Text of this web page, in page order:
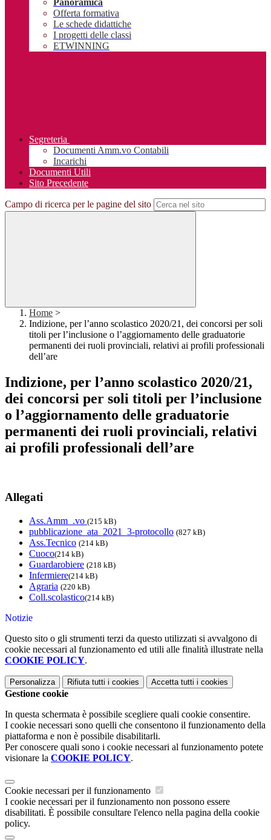
Panoramica
Offerta formativa
Le schede didattiche
I progetti delle classi
ETWINNING
Segreteria
Documenti Amm.vo Contabili
Incarichi
Documenti Utili
Sito Precedente
Campo di ricerca per le pagine del sito
Home >
Indizione, per l’anno scolastico 2020/21, dei concorsi per soli
titoli per l’inclusione o l’aggiornamento delle graduatorie
permanenti dei ruoli provinciali, relativi ai profili professionali
dell’are
Indizione, per l’anno scolastico 2020/21,
dei concorsi per soli titoli per l’inclusione
o l’aggiornamento delle graduatorie
permanenti dei ruoli provinciali, relativi
ai profili professionali dell’are
Allegati
Ass.Amm_.vo (215 kB)
pubblicazione_ata_2021_3-protocollo (827 kB)
Ass.Tecnico (214 kB)
Cuoco(214 kB)
Guardarobiere (218 kB)
Infermiere(214 kB)
Agraria (220 kB)
Coll.scolastico(214 kB)
Notizie
Questo sito o gli strumenti terzi da questo utilizzati si avvalgono di
cookie necessari al funzionamento ed utili alle finalità illustrate nella
COOKIE POLICY.
Personalizza Rifiuta tutti i cookies Accetta tutti i cookies
Gestione cookie
In questa schermata è possibile scegliere quali cookie consentire.
I cookie necessari sono quelli che consentono il funzionamento della
piattaforma e non è possibile disabilitarli.
Per conoscere quali sono i cookie necessari al funzionamento potete
visionare la COOKIE POLICY.
Cookie necessari per il funzionamento
I cookie necessari per il funzionamento non possono essere
disabilitati. È possibile consultare l'elenco nella pagina della cookie
policy.